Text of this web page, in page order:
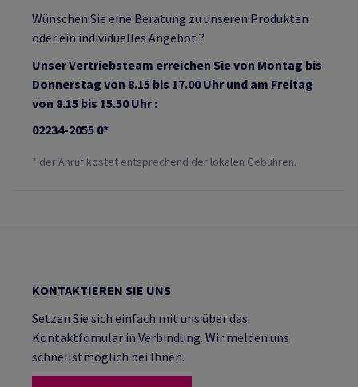
Wünschen Sie eine Beratung zu unseren Produkten
oder ein individuelles Angebot ?
Unser Vertriebsteam erreichen Sie von Montag bis
Donnerstag von 8.15 bis 17.00 Uhr und am Freitag
von 8.15 bis 15.50 Uhr :
02234-2055 0*
* der Anruf kostet entsprechend der lokalen Gebühren.
KONTAKTIEREN SIE UNS
Setzen Sie sich einfach mit uns über das
Kontaktfomular in Verbindung. Wir melden uns
schnellstmöglich bei Ihnen.